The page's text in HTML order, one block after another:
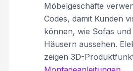
Möbelgeschäfte
Codes, damit Kunden
können, wie Sofas
Häusern aussehen.
zeigen 3D-